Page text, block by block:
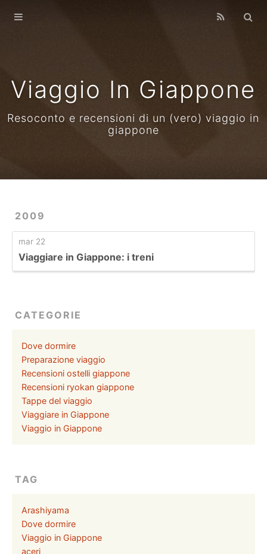
Viaggio In Giappone
Resoconto e recensioni di un (vero) viaggio in
giappone
2009
mar 22
Viaggiare in Giappone: i treni
CATEGORIE
Dove dormire
Preparazione viaggio
Recensioni ostelli giappone
Recensioni ryokan giappone
Tappe del viaggio
Viaggiare in Giappone
Viaggio in Giappone
TAG
Arashiyama
Dove dormire
Viaggio in Giappone
aceri
Home